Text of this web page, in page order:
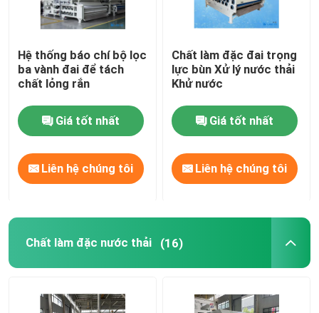
Chất độn xử lý nước
màng phản ứng sinh học
Hệ thống báo chí bộ lọc
ba vành đai để tách
chất lỏng rắn
Giá tốt nhất
Liên hệ chúng tôi
Chất làm đặc đai trọng
lực bùn Xử lý nước thải
Khử nước
Giá tốt nhất
Liên hệ chúng tôi
Chất làm đặc nước thải (16)